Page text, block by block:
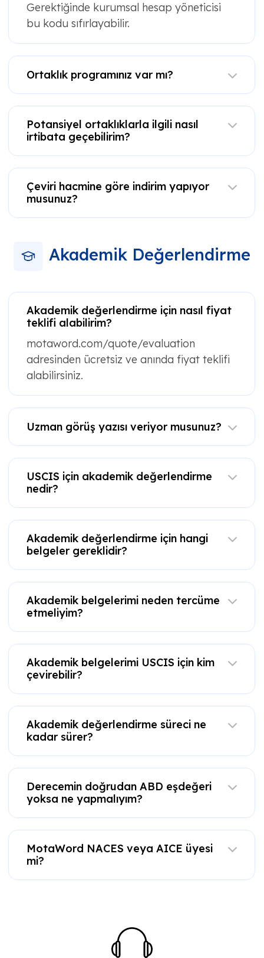
Gerektiğinde kurumsal hesap yöneticisi
bu kodu sıfırlayabilir.
Ortaklık programınız var mı?
Potansiyel ortaklıklarla ilgili nasıl
irtibata geçebilirim?
Çeviri hacmine göre indirim yapıyor
musunuz?
Akademik Değerlendirme
Akademik değerlendirme için nasıl fiyat
teklifi alabilirim?
motaword.com/quote/evaluation
adresinden ücretsiz ve anında fiyat teklifi
alabilirsiniz.
Uzman görüş yazısı veriyor musunuz?
USCIS için akademik değerlendirme
nedir?
Akademik değerlendirme için hangi
belgeler gereklidir?
Akademik belgelerimi neden tercüme
etmeliyim?
Akademik belgelerimi USCIS için kim
çevirebilir?
Akademik değerlendirme süreci ne
kadar sürer?
Derecemin doğrudan ABD eşdeğeri
yoksa ne yapmalıyım?
MotaWord NACES veya AICE üyesi
mi?